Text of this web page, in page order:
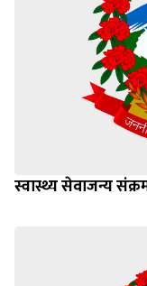
स्वास्थ्य सेवाजन्य